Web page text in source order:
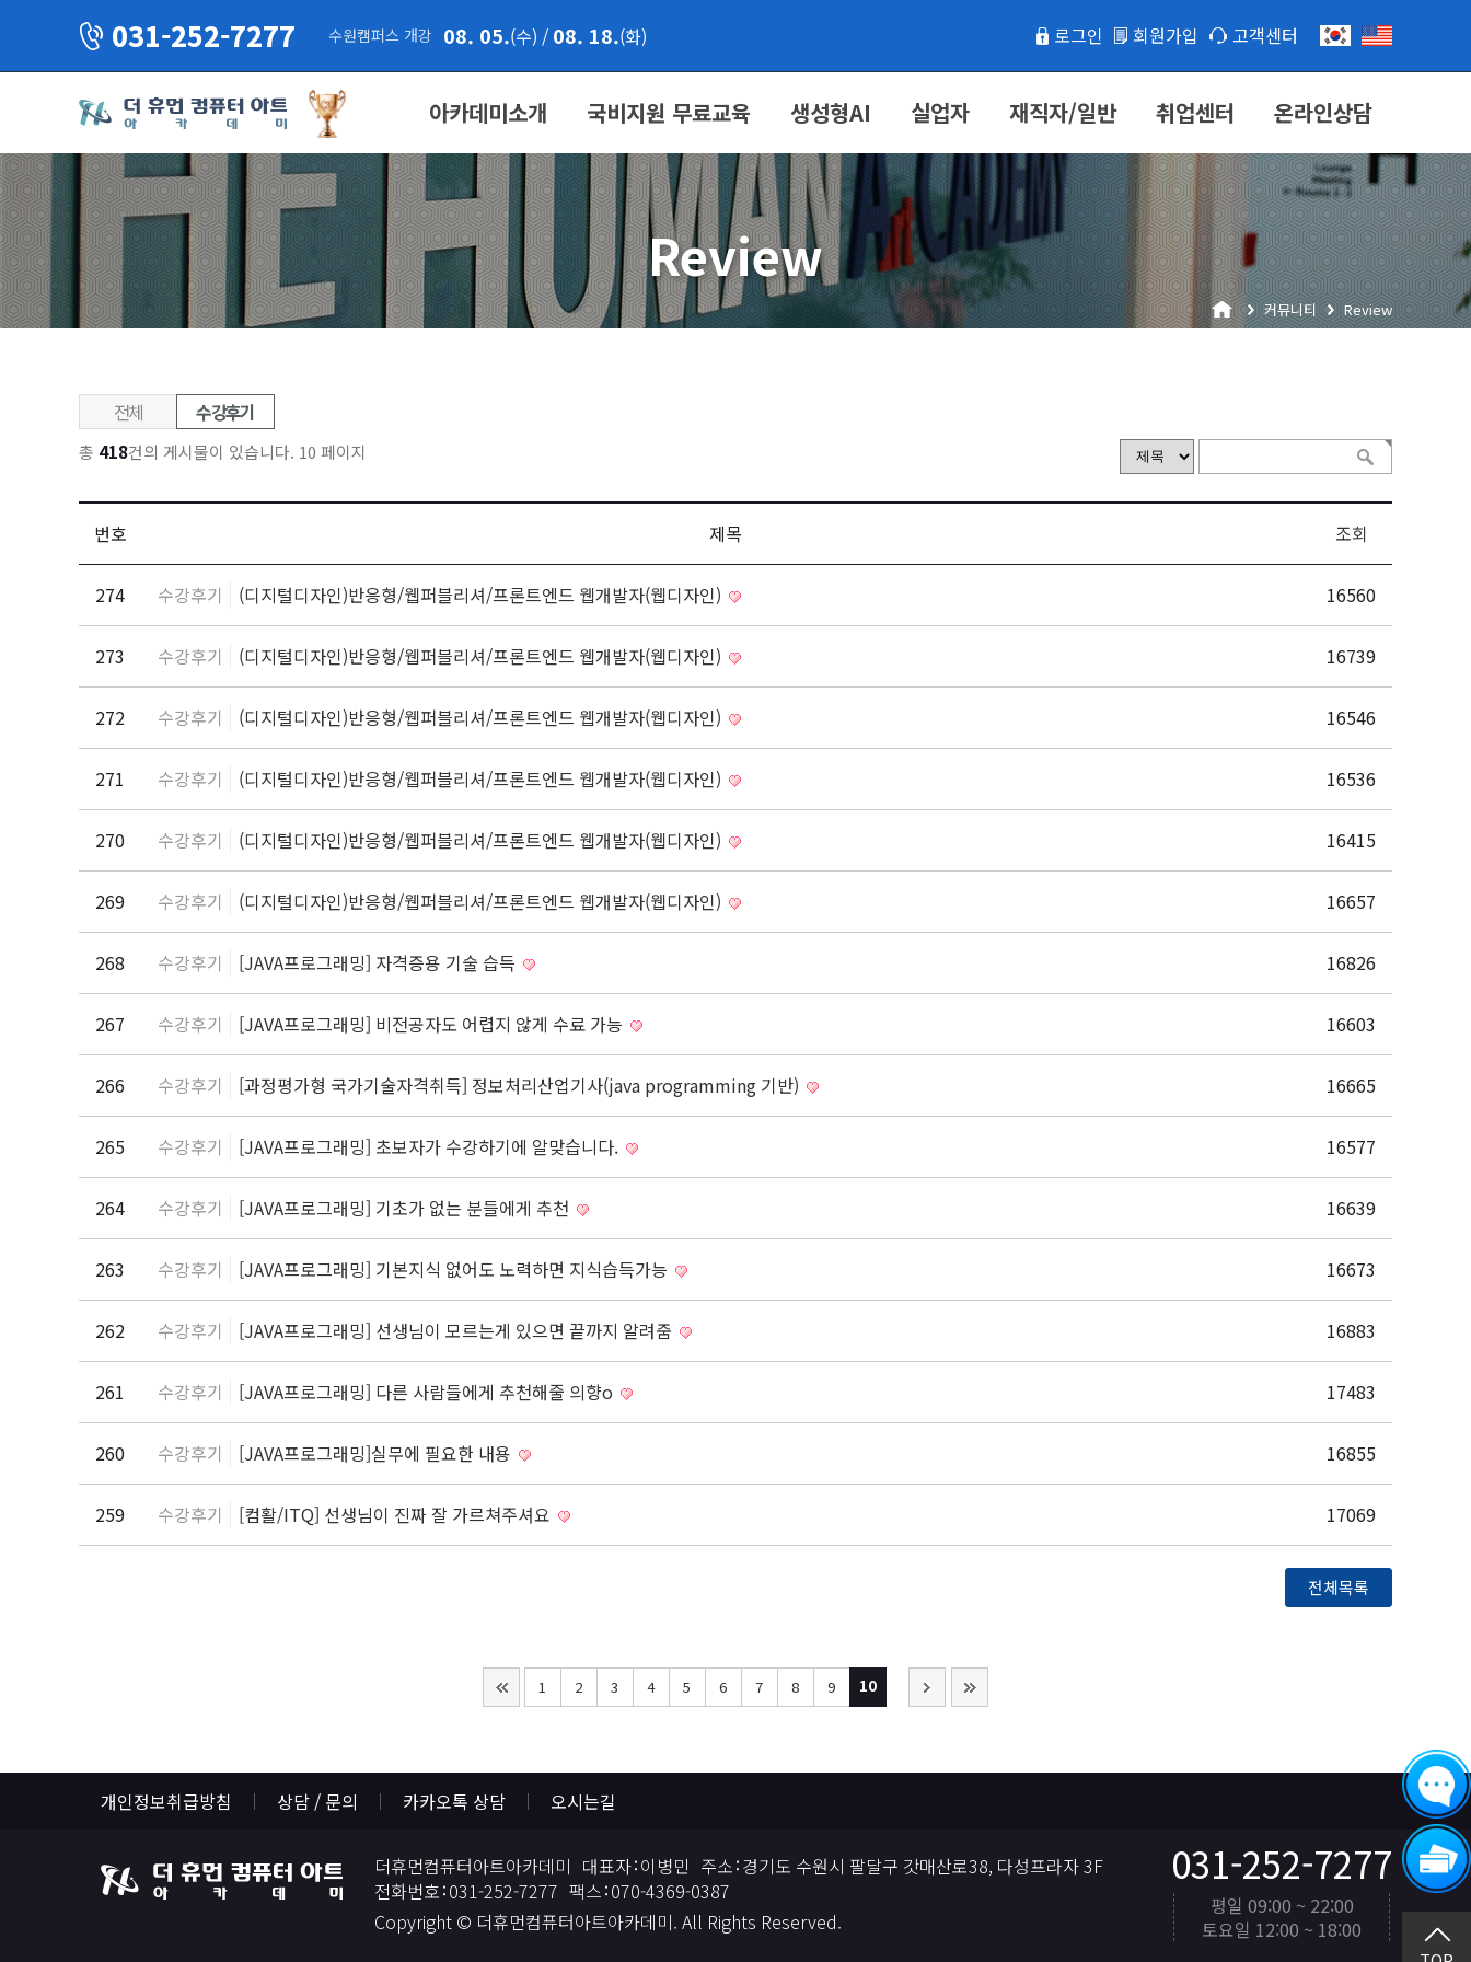
031-252-7277 수원캠퍼스 개강 08. 05.(수) / 08. 18.(화) 로그인 회원가입 고객센터
아카데미소개 국비지원 무료교육 생성형AI 실업자 재직자/일반 취업센터 온라인상담
Review
커뮤니티 Review
전체 수강후기
총 418건의 게시물이 있습니다. 10 페이지
번호 제목 조회
274 수강후기 (디지털디자인)반응형/웹퍼블리셔/프론트엔드 웹개발자(웹디자인) 16560
273 수강후기 (디지털디자인)반응형/웹퍼블리셔/프론트엔드 웹개발자(웹디자인) 16739
272 수강후기 (디지털디자인)반응형/웹퍼블리셔/프론트엔드 웹개발자(웹디자인) 16546
271 수강후기 (디지털디자인)반응형/웹퍼블리셔/프론트엔드 웹개발자(웹디자인) 16536
270 수강후기 (디지털디자인)반응형/웹퍼블리셔/프론트엔드 웹개발자(웹디자인) 16415
269 수강후기 (디지털디자인)반응형/웹퍼블리셔/프론트엔드 웹개발자(웹디자인) 16657
268 수강후기 [JAVA프로그래밍] 자격증용 기술 습득 16826
267 수강후기 [JAVA프로그래밍] 비전공자도 어렵지 않게 수료 가능 16603
266 수강후기 [과정평가형 국가기술자격취득] 정보처리산업기사(java programming 기반) 16665
265 수강후기 [JAVA프로그래밍] 초보자가 수강하기에 알맞습니다. 16577
264 수강후기 [JAVA프로그래밍] 기초가 없는 분들에게 추천 16639
263 수강후기 [JAVA프로그래밍] 기본지식 없어도 노력하면 지식습득가능 16673
262 수강후기 [JAVA프로그래밍] 선생님이 모르는게 있으면 끝까지 알려줌 16883
261 수강후기 [JAVA프로그래밍] 다른 사람들에게 추천해줄 의향o 17483
260 수강후기 [JAVA프로그래밍]실무에 필요한 내용 16855
259 수강후기 [컴활/ITQ] 선생님이 진짜 잘 가르쳐주셔요 17069
전체목록
1 2 3 4 5 6 7 8 9 10
개인정보취급방침 상담 / 문의 카카오톡 상담 오시는길
더휴먼컴퓨터아트아카데미 대표자 이병민 주소 경기도 수원시 팔달구 갓매산로38, 다성프라자 3F
전화번호 031-252-7277 팩스 070-4369-0387
Copyright © 더휴먼컴퓨터아트아카데미. All Rights Reserved.
031-252-7277
평일 09:00 ~ 22:00
토요일 12:00 ~ 18:00